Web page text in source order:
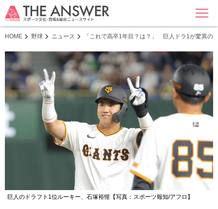
MENU
HOME 野球 ニュース 「これで高卒1年目？は？」 巨人ドラ1が驚異の
巨人のドラフト1位ルーキー、石塚裕惺【写真：スポーツ報知/アフロ】